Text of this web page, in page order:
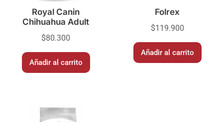
Royal Canin
Chihuahua Adult
$80.300
Añadir al carrito
Folrex
$119.900
Añadir al carrito